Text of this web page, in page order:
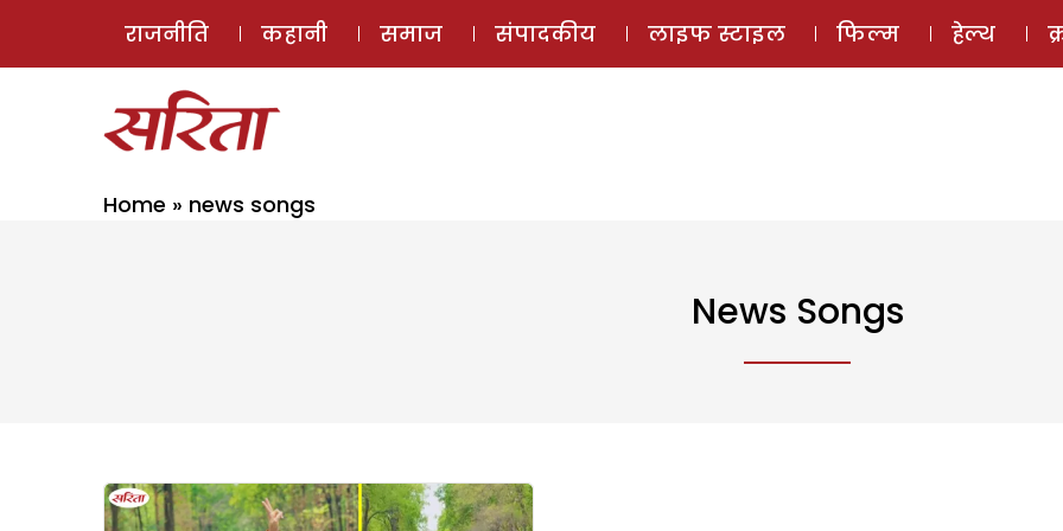
ई-मैगज़ीन
राजनीति कहानी समाज संपादकीय लाइफ स्टाइल फिल्म हेल्थ
Home » news songs
News Songs